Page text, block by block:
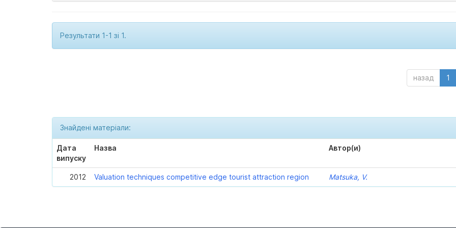
Результати 1-1 зі 1.
назад 1
Знайдені матеріали:
Дата
випуску
Назва Автор(и)
2012 Valuation techniques competitive edge tourist attraction region Matsuka, V.